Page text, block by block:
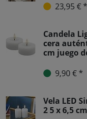
23,95 € *
Candela
cera
cm juego
9,90 € *
Vela LED
2 5 x 6,5